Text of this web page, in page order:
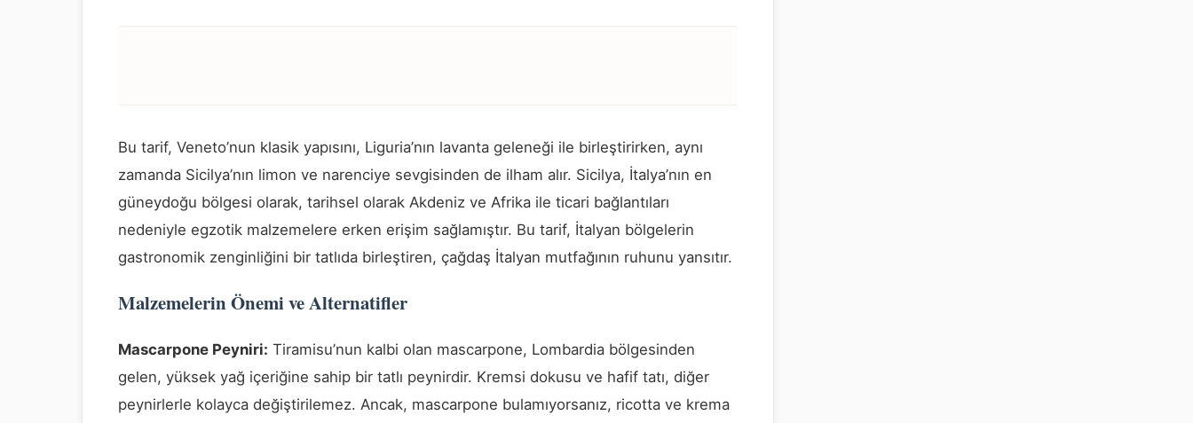
Bu tarif, Veneto’nun klasik yapısını, Liguria’nın lavanta geleneği ile birleştirirken, aynı
zamanda Sicilya’nın limon ve narenciye sevgisinden de ilham alır. Sicilya, İtalya’nın en
güneydoğu bölgesi olarak, tarihsel olarak Akdeniz ve Afrika ile ticari bağlantıları
nedeniyle egzotik malzemelere erken erişim sağlamıştır. Bu tarif, İtalyan bölgelerin
gastronomik zenginliğini bir tatlıda birleştiren, çağdaş İtalyan mutfağının ruhunu yansıtır.
Malzemelerin Önemi ve Alternatifler
Mascarpone Peyniri: Tiramisu’nun kalbi olan mascarpone, Lombardia bölgesinden
gelen, yüksek yağ içeriğine sahip bir tatlı peynirdir. Kremsi dokusu ve hafif tatı, diğer
peynirlerle kolayca değiştirilemez. Ancak, mascarpone bulamıyorsanız, ricotta ve krema